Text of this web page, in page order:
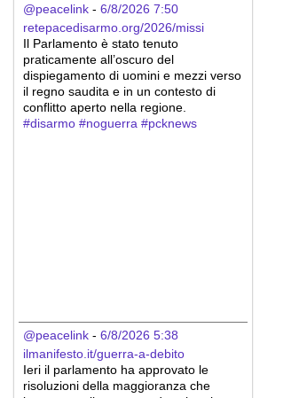
@peacelink - 6/8/2026 7:50
retepacedisarmo.org/2026/missi
Il Parlamento è stato tenuto
praticamente all’oscuro del
dispiegamento di uomini e mezzi verso
il regno saudita e in un contesto di
conflitto aperto nella regione.
#disarmo #noguerra #pcknews
@peacelink - 6/8/2026 5:38
ilmanifesto.it/guerra-a-debito
Ieri il parlamento ha approvato le
risoluzioni della maggioranza che